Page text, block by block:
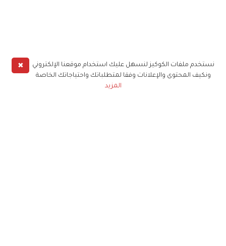
✖
نستخدم ملفات الكوكيز لنسهل عليك استخدام موقعنا الإلكتروني
ونكيف المحتوى والإعلانات وفقا لمتطلباتك واحتياجاتك الخاصة
المزيد